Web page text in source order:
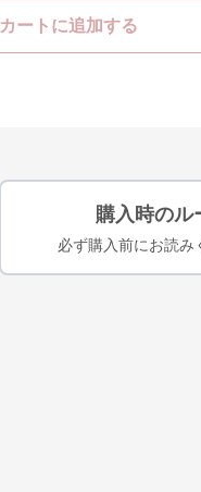
カートに追加する
購入時のル
必ず購入前にお読み